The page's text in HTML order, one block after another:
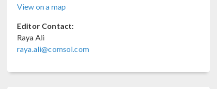
View on a map
Editor Contact:
Raya Ali
raya.ali@comsol.com